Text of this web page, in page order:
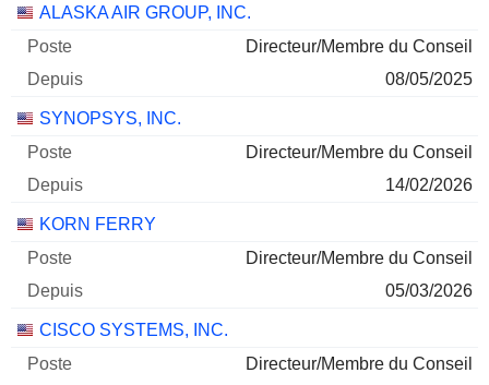
KORN FERRY
05/03/2026
1 660
30/06/2026
Sociétés Poste Début
ALASKA AIR GROUP, INC.
Directeur/Membre du Conseil
08/05/2025
SYNOPSYS, INC.
Directeur/Membre du Conseil
14/02/2026
KORN FERRY
Directeur/Membre du Conseil
05/03/2026
CISCO SYSTEMS, INC.
Directeur/Membre du Conseil